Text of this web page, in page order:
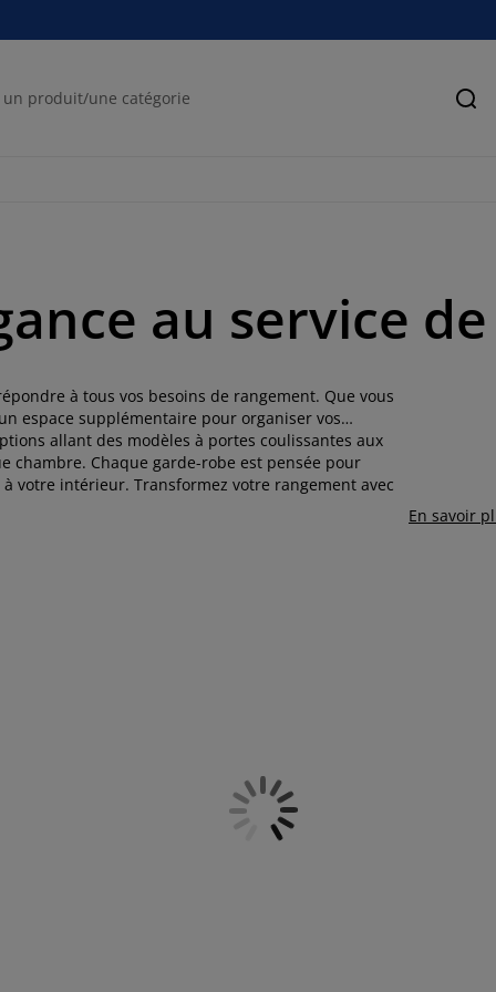
au service
à tous vos besoins de rangement. Que vous
espace supplémentaire pour organiser vos
allant des modèles à portes coulissantes aux
chambre. Chaque garde-robe est pensée pour
votre intérieur. Transformez votre rangement avec
En savoir